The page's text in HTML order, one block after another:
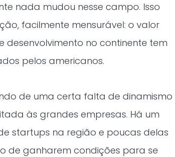
nada mudou nesse campo. Isso
facilmente mensurável: o valor
desenvolvimento no continente tem
pelos americanos.
de uma certa falta de dinamismo
às grandes empresas. Há um
startups na região e poucas delas
de ganharem condições para se